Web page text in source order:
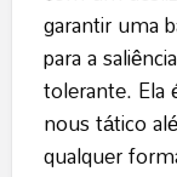
garantir uma
para a
tolerante.
nous tático
qualquer